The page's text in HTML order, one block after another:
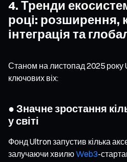
4. Тренди
році: розширення,
інтеграція та
Станом на листопад 2025 року
ключових віх:
● Значне зростання
у світі
Фонд Ultron запустив кілька
залучаючи хвилюWeb3-